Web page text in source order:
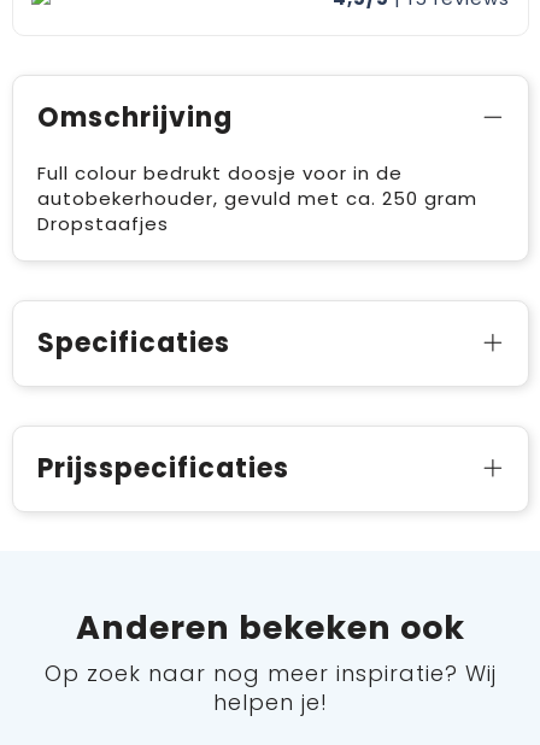
Omschrijving
Full colour bedrukt doosje voor in de
autobekerhouder, gevuld met ca. 250 gram
Dropstaafjes
Specificaties
Prijsspecificaties
Anderen bekeken ook
Op zoek naar nog meer inspiratie? Wij
helpen je!